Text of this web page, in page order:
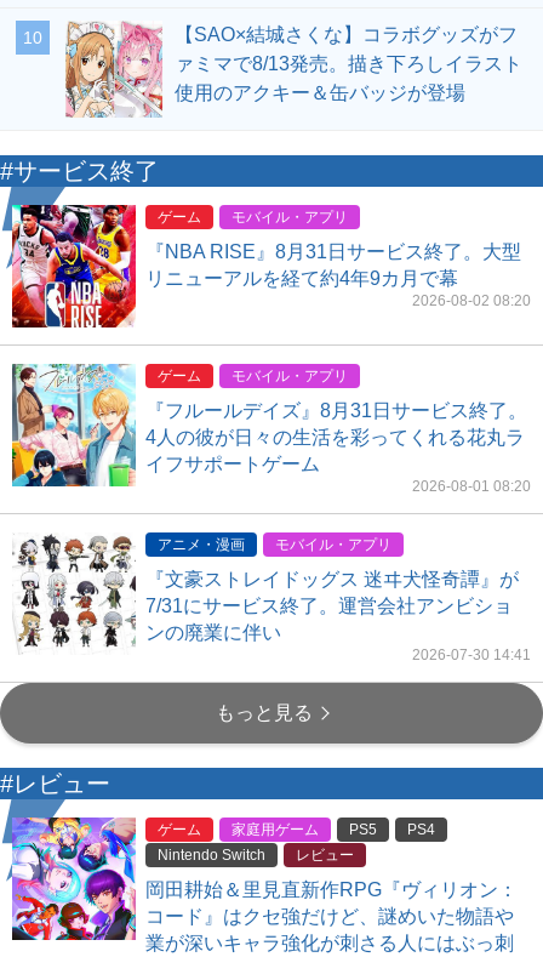
10
【SAO×結城さくな】コラボグッズがフ
ァミマで8/13発売。描き下ろしイラスト
使用のアクキー＆缶バッジが登場
#サービス終了
ゲーム モバイル・アプリ
『NBA RISE』8月31日サービス終了。大型
リニューアルを経て約4年9カ月で幕
2026-08-02 08:20
ゲーム モバイル・アプリ
『フルールデイズ』8月31日サービス終了。
4人の彼が日々の生活を彩ってくれる花丸ラ
イフサポートゲーム
2026-08-01 08:20
アニメ・漫画 モバイル・アプリ
『文豪ストレイドッグス 迷ヰ犬怪奇譚』が
7/31にサービス終了。運営会社アンビショ
ンの廃業に伴い
2026-07-30 14:41
もっと見る
#レビュー
ゲーム 家庭用ゲーム PS5
PS4
Nintendo Switch
レビュー
岡田耕始＆里見直新作RPG『ヴィリオン：
コード』はクセ強だけど、謎めいた物語や
業が深いキャラ強化が刺さる人にはぶっ刺